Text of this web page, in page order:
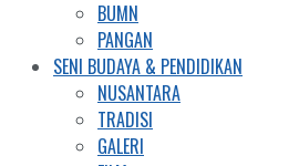
BUMN
PANGAN
SENI BUDAYA & PENDIDIKAN
NUSANTARA
TRADISI
GALERI